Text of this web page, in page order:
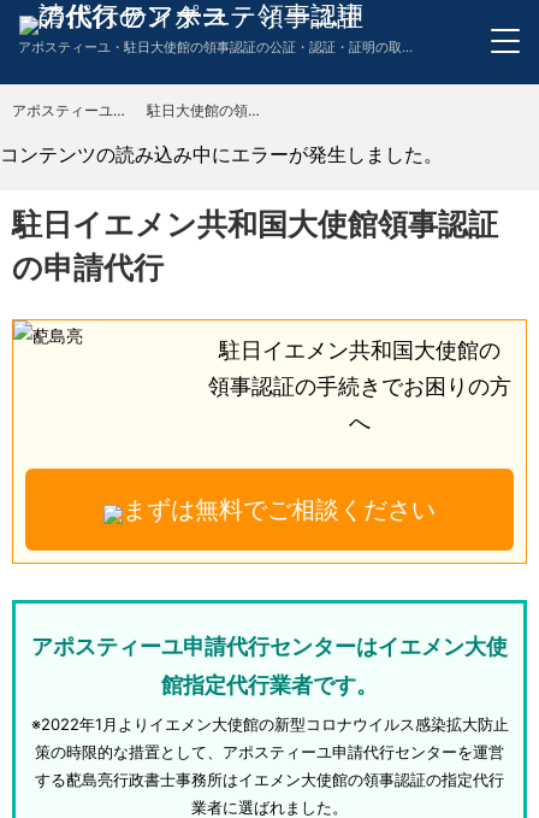
アポスティーユ・駐日大使館の領事認証の公証・認証・証明の取得申請代行のワンストップサービス。英語・スペイン語・中国語・ドイツ語・フランス語・イタリア語・韓国語の翻訳も代行。
アポスティーユ申請代行センター TOP
駐日大使館の領事認証の申請代行
コンテンツの読み込み中にエラーが発生しました。
駐日イエメン共和国大使館領事認証
の申請代行
駐日イエメン共和国大使館の
領事認証の手続きでお困りの方
へ
まずは無料でご相談ください
アポスティーユ申請代行センターはイエメン大使
館指定代行業者です。
※2022年1月よりイエメン大使館の新型コロナウイルス感染拡大防止
策の時限的な措置として、アポスティーユ申請代行センターを運営
する蓜島亮行政書士事務所はイエメン大使館の領事認証の指定代行
業者に選ばれました。